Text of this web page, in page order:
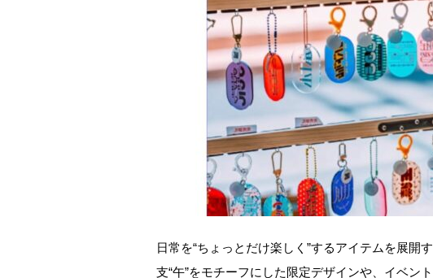
日常を“ちょっとだけ楽しく”するアイテムを展開
支“午”をモチーフにした限定デザインや、イベン